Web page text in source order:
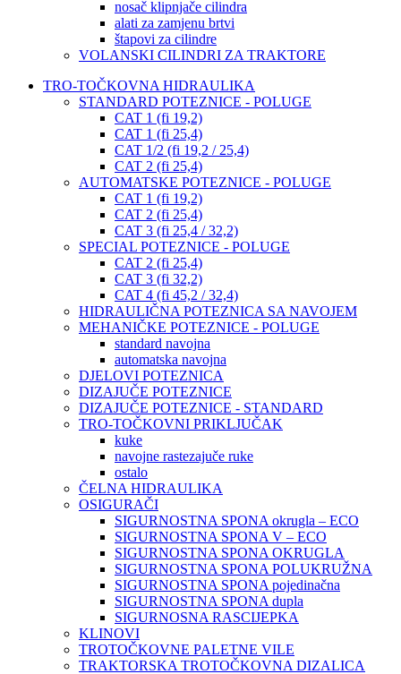
nosač klipnjače cilindra
alati za zamjenu brtvi
štapovi za cilindre
VOLANSKI CILINDRI ZA TRAKTORE
TRO-TOČKOVNA HIDRAULIKA
STANDARD POTEZNICE - POLUGE
CAT 1 (fi 19,2)
CAT 1 (fi 25,4)
CAT 1/2 (fi 19,2 / 25,4)
CAT 2 (fi 25,4)
AUTOMATSKE POTEZNICE - POLUGE
CAT 1 (fi 19,2)
CAT 2 (fi 25,4)
CAT 3 (fi 25,4 / 32,2)
SPECIAL POTEZNICE - POLUGE
CAT 2 (fi 25,4)
CAT 3 (fi 32,2)
CAT 4 (fi 45,2 / 32,4)
HIDRAULIČNA POTEZNICA SA NAVOJEM
MEHANIČKE POTEZNICE - POLUGE
standard navojna
automatska navojna
DJELOVI POTEZNICA
DIZAJUČE POTEZNICE
DIZAJUČE POTEZNICE - STANDARD
TRO-TOČKOVNI PRIKLJUČAK
kuke
navojne rastezajuče ruke
ostalo
ČELNA HIDRAULIKA
OSIGURAČI
SIGURNOSTNA SPONA okrugla – ECO
SIGURNOSTNA SPONA V – ECO
SIGURNOSTNA SPONA OKRUGLA
SIGURNOSTNA SPONA POLUKRUŽNA
SIGURNOSTNA SPONA pojedinačna
SIGURNOSTNA SPONA dupla
SIGURNOSNA RASCIJEPKA
KLINOVI
TROTOČKOVNE PALETNE VILE
TRAKTORSKA TROTOČKOVNA DIZALICA